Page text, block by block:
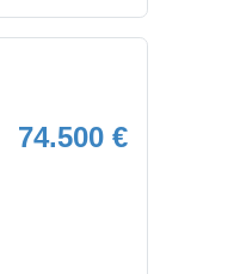
74.500 €